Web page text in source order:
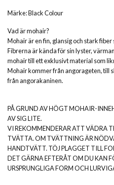
Märke: Black Colour
Vad är mohair?
Mohair är en fin, glansig och stark
Fibrerna är kända för sin lyster,
mohair till ett exklusivt material som
Mohair kommer från angorageten, till
från angorakaninen.
PÅ GRUND AV HÖGT MOHAIR-
AV SIG LITE.
VI REKOMMENDERAR ATT VÄDRA
TVÄTTA. OM TVÄTTNING ÄR
HANDTVÄTT. TÖJ PLAGGET TILL
DET GÄRNA EFTERÅT OM DU KAN
URSPRUNGLIGA FORM OCH